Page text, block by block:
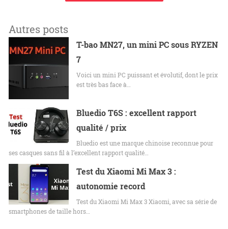
Autres posts
T-bao MN27, un mini PC sous RYZEN
7
Voici un mini PC puissant et évolutif, dont le prix
est très bas face à…
Bluedio T6S : excellent rapport
qualité / prix
Bluedio est une marque chinoise reconnue pour
ses casques sans fil à l’excellent rapport qualité…
Test du Xiaomi Mi Max 3 :
autonomie record
Test du Xiaomi Mi Max 3 Xiaomi, avec sa série de
smartphones de taille hors…